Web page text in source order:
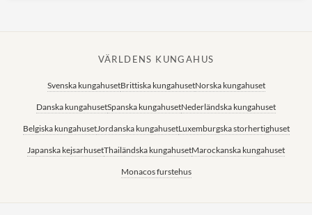
VÄRLDENS KUNGAHUS
Svenska kungahusetBrittiska kungahusetNorska kungahuset
Danska kungahusetSpanska kungahusetNederländska kungahuset
Belgiska kungahusetJordanska kungahusetLuxemburgska storhertighuset
Japanska kejsarhusetThailändska kungahusetMarockanska kungahuset
Monacos furstehus